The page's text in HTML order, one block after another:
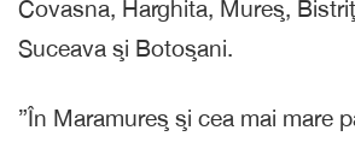
Covasna, Harghita, Mureş,
Suceava şi Botoşani.
”În Maramureş şi cea mai mare